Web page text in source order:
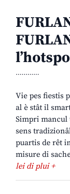
............
Vie pes fiestis
al è stât il
Simpri
sens
puartis de rêt
misure di
lei di plui +